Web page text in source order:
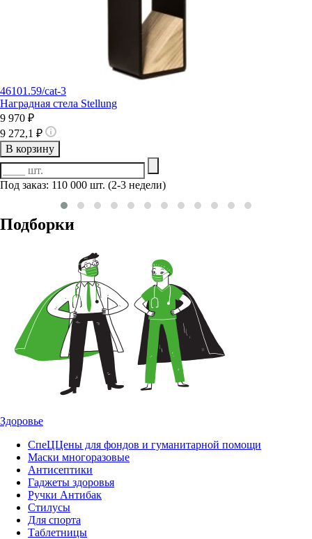
46101.59/cat-3
Наградная стела Stellung
9 970 ₽
9 272,1 ₽
В корзину
Под заказ: 110 000 шт. (2-3 недели)
Подборки
Здоровье
СпеЦЦены для фондов и гуманитарной помощи
Маски многоразовые
Антисептики
Гаджеты здоровья
Ручки Антибак
Стилусы
Для спорта
Таблетницы